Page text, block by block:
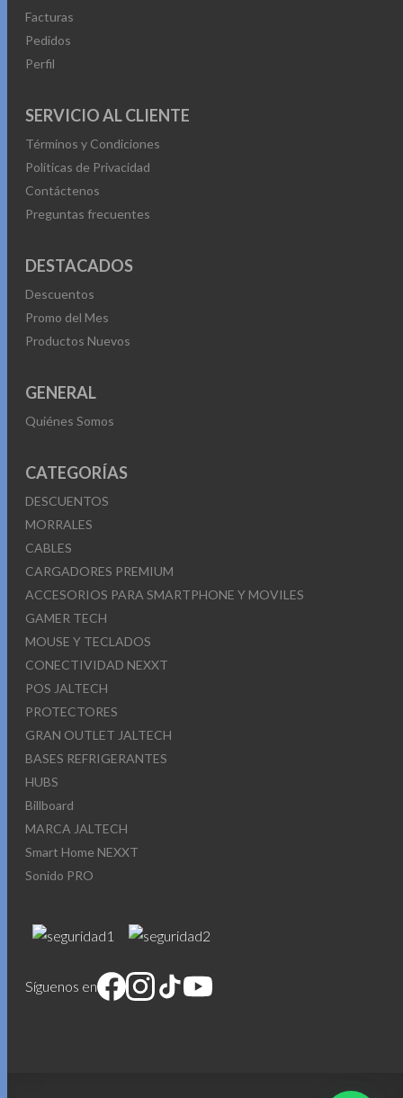
Facturas
Pedidos
Perfil
SERVICIO AL CLIENTE
Términos y Condiciones
Políticas de Privacidad
Contáctenos
Preguntas frecuentes
DESTACADOS
Descuentos
Promo del Mes
Productos Nuevos
GENERAL
Quiénes Somos
CATEGORÍAS
DESCUENTOS
MORRALES
CABLES
CARGADORES PREMIUM
ACCESORIOS PARA SMARTPHONE Y MOVILES
GAMER TECH
MOUSE Y TECLADOS
CONECTIVIDAD NEXXT
POS JALTECH
PROTECTORES
GRAN OUTLET JALTECH
BASES REFRIGERANTES
HUBS
Billboard
MARCA JALTECH
Smart Home NEXXT
Sonido PRO
Síguenos en